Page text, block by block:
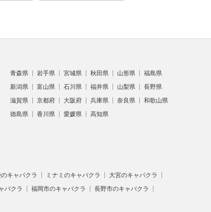
青森県 岩手県 宮城県 秋田県 山形県
福島県
新潟県 富山県 石川県 福井県 山梨県
長野県
滋賀県 京都府 大阪府 兵庫県 奈良県
和歌山県
徳島県 香川県 愛媛県
高知県
キャバクラ ミナミのキャバクラ
大宮のキャバクラ
バクラ 福岡市のキャバクラ
長野市のキャバクラ